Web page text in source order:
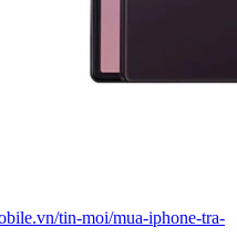
tin-moi/mua-iphone-tra-